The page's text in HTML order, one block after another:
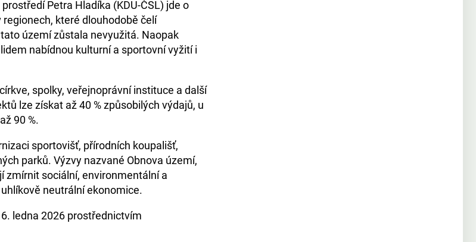
Petra Hladíka (KDU-ČSL) jde o
které dlouhodobě čelí
území zůstala nevyužitá. Naopak
nabídnou kulturní a sportovní vyžití i
spolky, veřejnoprávní instituce a další
lze získat až 40 % způsobilých výdajů, u
90 %.
sportovišť, přírodních koupališť,
parků. Výzvy nazvané Obnova území,
zmírnit sociální, environmentální a
neutrální ekonomice.
ledna 2026 prostřednictvím